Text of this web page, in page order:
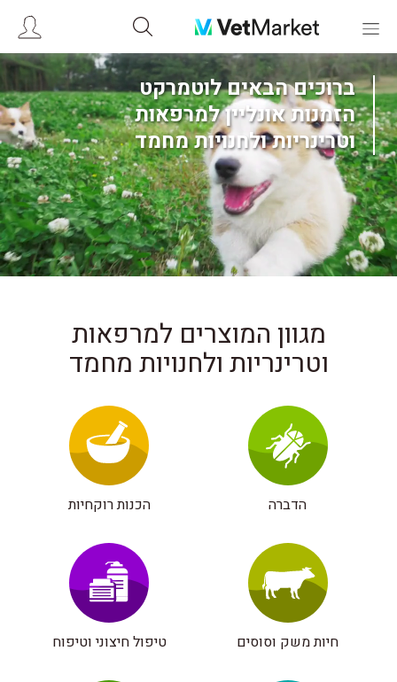
ברוכים הבאים לוטמרקט
הזמנות אונליין למרפאות
וטרינריות ולחנויות מחמד
מגוון המוצרים למרפאות
וטרינריות ולחנויות מחמד
הדברה הכנות רוקחיות
חיות משק וסוסים טיפול חיצוני וטיפוח